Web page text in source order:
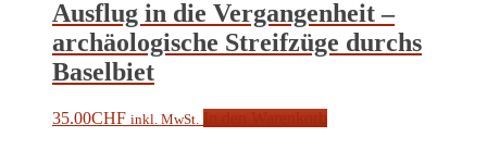
Ausflug in die Vergangenheit –
archäologische Streifzüge durchs
Baselbiet
35.00CHF inkl. MwSt.